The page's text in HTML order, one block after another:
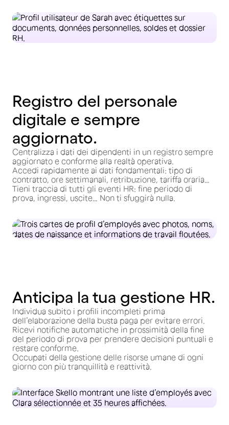
Registro del personale
digitale e sempre
aggiornato.
Centralizza i dati dei dipendenti in un registro sempre
aggiornato e conforme alla realtà operativa.
Accedi rapidamente ai dati fondamentali: tipo di
contratto, ore settimanali, retribuzione, tariffa oraria…
Tieni traccia di tutti gli eventi HR: fine periodo di
prova, ingressi, uscite… Non ti sfuggirà nulla.
Anticipa la tua gestione HR.
Individua subito i profili incompleti prima
dell’elaborazione della busta paga per evitare errori.
Ricevi notifiche automatiche in prossimità della fine
del periodo di prova per prendere decisioni puntuali e
restare conforme.
Occupati della gestione delle risorse umane di ogni
giorno con più tranquillità e reattività.